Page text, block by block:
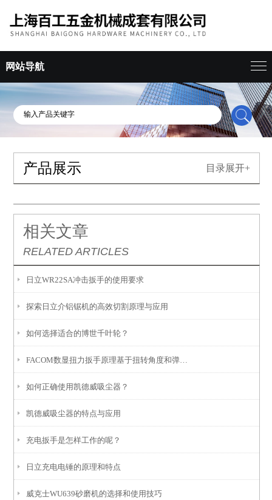
网站导航
产品展示 目录展开+
相关文章
RELATED ARTICLES
日立WR22SA冲击扳手的使用要求
探索日立介铝锯机的高效切割原理与应用
如何选择适合的博世千叶轮？
如何正确使用凯德威吸尘器？
凯德威吸尘器的特点与应用
充电扳手是怎样工作的呢？
日立充电电锤的原理和特点
威克士WU639砂磨机的选择和使用技巧